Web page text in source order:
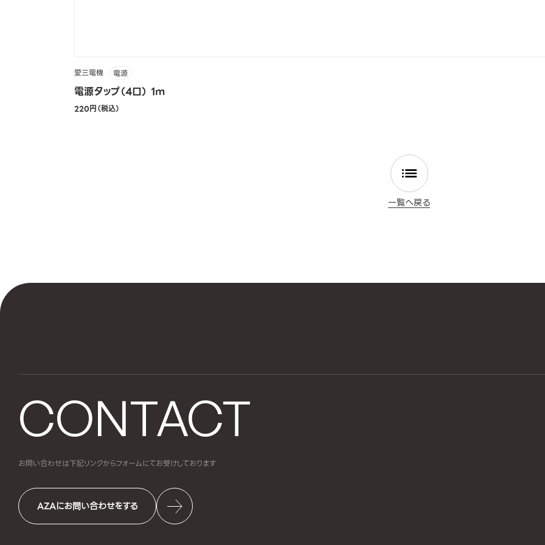
愛三電機 電源
電源タップ（4口） 1m
220円（税込）
一覧へ戻る
CONTACT
お問い合わせは下記リンクからフォームにてお受けしております
AZAにお問い合わせをする